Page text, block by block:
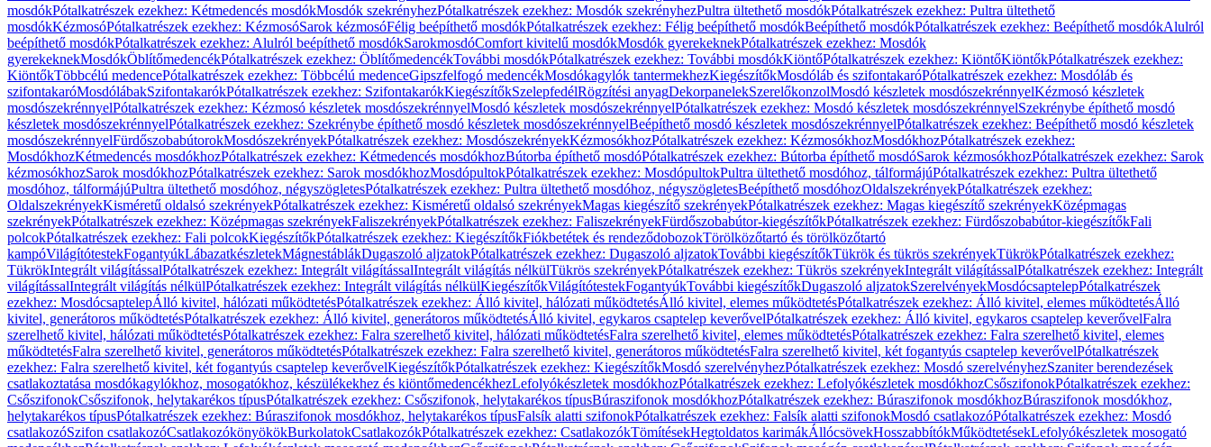
mosdókPótalkatrészek ezekhez: Kétmedencés mosdókMosdók szekrényhezPótalkatrészek ezekhez: Mosdók szekrényhezPultra ültethető mosdókPótalkatrészek ezekhez: Pultra ültethető
mosdókKézmosóPótalkatrészek ezekhez: KézmosóSarok kézmosóFélig beépíthető mosdókPótalkatrészek ezekhez: Félig beépíthető mosdókBeépíthető mosdókPótalkatrészek ezekhez: Beépíthető mosdókAlulról
beépíthető mosdókPótalkatrészek ezekhez: Alulról beépíthető mosdókSarokmosdóComfort kivitelű mosdókMosdók gyerekeknekPótalkatrészek ezekhez: Mosdók
gyerekeknekMosdókÖblítőmedencékPótalkatrészek ezekhez: ÖblítőmedencékTovábbi mosdókPótalkatrészek ezekhez: További mosdókKiöntőPótalkatrészek ezekhez: KiöntőKiöntőkPótalkatrészek ezekhez:
KiöntőkTöbbcélú medencePótalkatrészek ezekhez: Többcélú medenceGipszfelfogó medencékMosdókagylók tantermekhezKiegészítőkMosdóláb és szifontakaróPótalkatrészek ezekhez: Mosdóláb és
szifontakaróMosdólábakSzifontakarókPótalkatrészek ezekhez: SzifontakarókKiegészítőkSzelepfedélRögzítési anyagDekorpanelekSzerelőkonzolMosdó készletek mosdószekrénnyelKézmosó készletek
mosdószekrénnyelPótalkatrészek ezekhez: Kézmosó készletek mosdószekrénnyelMosdó készletek mosdószekrénnyelPótalkatrészek ezekhez: Mosdó készletek mosdószekrénnyelSzekrénybe építhető mosdó
készletek mosdószekrénnyelPótalkatrészek ezekhez: Szekrénybe építhető mosdó készletek mosdószekrénnyelBeépíthető mosdó készletek mosdószekrénnyelPótalkatrészek ezekhez: Beépíthető mosdó készletek
mosdószekrénnyelFürdőszobabútorokMosdószekrényekPótalkatrészek ezekhez: MosdószekrényekKézmosókhozPótalkatrészek ezekhez: KézmosókhozMosdókhozPótalkatrészek ezekhez:
MosdókhozKétmedencés mosdókhozPótalkatrészek ezekhez: Kétmedencés mosdókhozBútorba építhető mosdóPótalkatrészek ezekhez: Bútorba építhető mosdóSarok kézmosókhozPótalkatrészek ezekhez: Sarok
kézmosókhozSarok mosdókhozPótalkatrészek ezekhez: Sarok mosdókhozMosdópultokPótalkatrészek ezekhez: MosdópultokPultra ültethető mosdóhoz, tálformájúPótalkatrészek ezekhez: Pultra ültethető
mosdóhoz, tálformájúPultra ültethető mosdóhoz, négyszögletesPótalkatrészek ezekhez: Pultra ültethető mosdóhoz, négyszögletesBeépíthető mosdóhozOldalszekrényekPótalkatrészek ezekhez:
OldalszekrényekKisméretű oldalsó szekrényekPótalkatrészek ezekhez: Kisméretű oldalsó szekrényekMagas kiegészítő szekrényekPótalkatrészek ezekhez: Magas kiegészítő szekrényekKözépmagas
szekrényekPótalkatrészek ezekhez: Középmagas szekrényekFaliszekrényekPótalkatrészek ezekhez: FaliszekrényekFürdőszobabútor-kiegészítőkPótalkatrészek ezekhez: Fürdőszobabútor-kiegészítőkFali
polcokPótalkatrészek ezekhez: Fali polcokKiegészítőkPótalkatrészek ezekhez: KiegészítőkFiókbetétek és rendeződobozokTörölközőtartó és törölközőtartó
kampóVilágítótestekFogantyúkLábazatkészletekMágnestáblákDugaszoló aljzatokPótalkatrészek ezekhez: Dugaszoló aljzatokTovábbi kiegészítőkTükrök és tükrös szekrényekTükrökPótalkatrészek ezekhez:
TükrökIntegrált világítássalPótalkatrészek ezekhez: Integrált világítássalIntegrált világítás nélkülTükrös szekrényekPótalkatrészek ezekhez: Tükrös szekrényekIntegrált világítássalPótalkatrészek ezekhez: Integrált
világítássalIntegrált világítás nélkülPótalkatrészek ezekhez: Integrált világítás nélkülKiegészítőkVilágítótestekFogantyúkTovábbi kiegészítőkDugaszoló aljzatokSzerelvényekMosdócsaptelepPótalkatrészek
ezekhez: MosdócsaptelepÁlló kivitel, hálózati működtetésPótalkatrészek ezekhez: Álló kivitel, hálózati működtetésÁlló kivitel, elemes működtetésPótalkatrészek ezekhez: Álló kivitel, elemes működtetésÁlló
kivitel, generátoros működtetésPótalkatrészek ezekhez: Álló kivitel, generátoros működtetésÁlló kivitel, egykaros csaptelep keverővelPótalkatrészek ezekhez: Álló kivitel, egykaros csaptelep keverővelFalra
szerelhető kivitel, hálózati működtetésPótalkatrészek ezekhez: Falra szerelhető kivitel, hálózati működtetésFalra szerelhető kivitel, elemes működtetésPótalkatrészek ezekhez: Falra szerelhető kivitel, elemes
működtetésFalra szerelhető kivitel, generátoros működtetésPótalkatrészek ezekhez: Falra szerelhető kivitel, generátoros működtetésFalra szerelhető kivitel, két fogantyús csaptelep keverővelPótalkatrészek
ezekhez: Falra szerelhető kivitel, két fogantyús csaptelep keverővelKiegészítőkPótalkatrészek ezekhez: KiegészítőkMosdó szerelvényhezPótalkatrészek ezekhez: Mosdó szerelvényhezSzaniter berendezések
csatlakoztatása mosdókagylókhoz, mosogatókhoz, készülékekhez és kiöntőmedencékhezLefolyókészletek mosdókhozPótalkatrészek ezekhez: Lefolyókészletek mosdókhozCsőszifonokPótalkatrészek ezekhez:
CsőszifonokCsőszifonok, helytakarékos típusPótalkatrészek ezekhez: Csőszifonok, helytakarékos típusBúraszifonok mosdókhozPótalkatrészek ezekhez: Búraszifonok mosdókhozBúraszifonok mosdókhoz,
helytakarékos típusPótalkatrészek ezekhez: Búraszifonok mosdókhoz, helytakarékos típusFalsík alatti szifonokPótalkatrészek ezekhez: Falsík alatti szifonokMosdó csatlakozóPótalkatrészek ezekhez: Mosdó
csatlakozóSzifon csatlakozóCsatlakozókönyökökBurkolatokCsatlakozókPótalkatrészek ezekhez: CsatlakozókTömítésekHegtoldatos karimákÁllócsövekHosszabbítókMűködtetésekLefolyókészletek mosogató